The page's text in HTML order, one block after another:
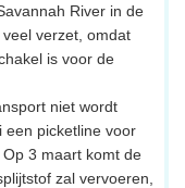
River in de
verzet, omdat
is voor de
niet wordt
een picketline voor
3 maart komt de
zal vervoeren,